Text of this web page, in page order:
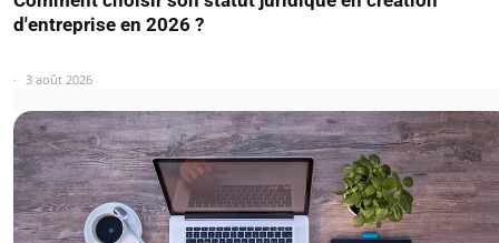
d'entreprise en 2026 ?
3 août 2026